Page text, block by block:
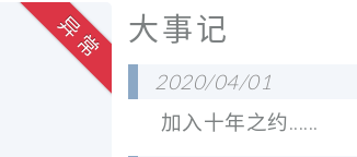
异 常 大事记
2020/04/01
加入十年之约......